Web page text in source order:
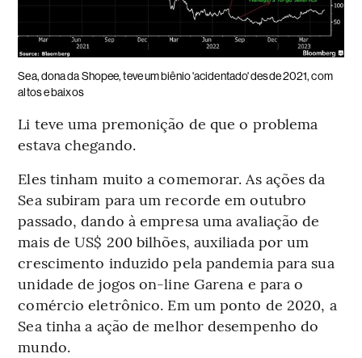
Sea, dona da Shopee, teve um biênio 'acidentado' desde 2021, com
altos e baixos
Li teve uma premonição de que o problema
estava chegando.
Eles tinham muito a comemorar. As ações da
Sea subiram para um recorde em outubro
passado, dando à empresa uma avaliação de
mais de US$ 200 bilhões, auxiliada por um
crescimento induzido pela pandemia para sua
unidade de jogos on-line Garena e para o
comércio eletrônico. Em um ponto de 2020, a
Sea tinha a ação de melhor desempenho do
mundo.